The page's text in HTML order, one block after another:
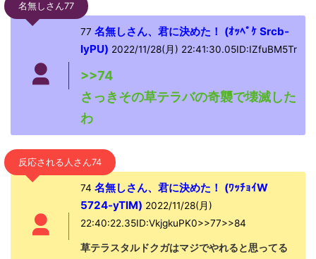
名無しさん77
77 名無しさん、君に決めた！ (ｵｯﾍﾟｹ Srcb-
lyPU) 2022/11/28(月) 22:41:30.05ID:IZfuBM5Tr
>>74
さっきその草テラバの奇襲で壊滅した
わ
反応される人さん74
74 名無しさん、君に決めた！ (ﾜｯﾁｮｲW
5724-yTlM) 2022/11/28(月)
22:40:22.35ID:VkjgkuPK0>>77>>84
草テラスタルドクガはマジでやれると思ってる